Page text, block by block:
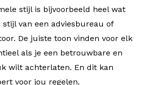
stijl is bijvoorbeeld heel wat
stijl van een adviesbureau of
De juiste toon vinden voor elk
als je een betrouwbare en
wilt achterlaten. En dit kan
voor jou regelen.